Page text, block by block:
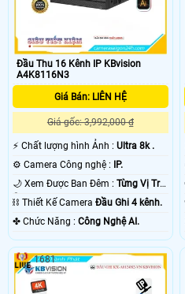
Đầu Thu 16 Kênh IP KBvision
A4K8116N3
Giá Bán: LIÊN HỆ
Giá gốc: 3,992,000 ₫
️⚡ Chất lượng hình Ảnh : Ultra 8k .
⚙ Camera Công nghệ : IP.
🌙 Xem Được Ban Đêm : Từng Vị Trí
Camera .
⛓ Thiết Kế Camera Đầu Ghi 4 kênh.
️✤ Chức Năng : Công Nghệ AI.
1681